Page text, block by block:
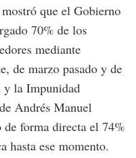
que el Gobierno
70% de los
mediante
de marzo pasado y de
y la Impunidad
Andrés Manuel
forma directa el 74%
hasta ese momento.